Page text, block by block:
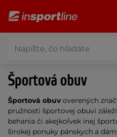
Športová obuv
Športová obuvoverených
pružnosti športovej obuvi
behania či akejkoľvek inej
širokej ponuky pánskych a